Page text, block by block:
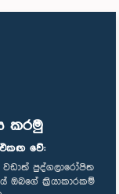
කරමු
වේ:
පුද්ගලාරෝපිත
ඔබගේ ක්‍රියාකාරකම්